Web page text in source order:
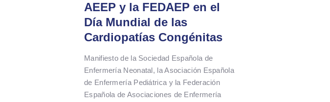
AEEP y la FEDAEP en el
Día Mundial de las
Cardiopatías Congénitas
Manifiesto de la Sociedad Española de
Enfermería Neonatal, la Asociación Española
de Enfermería Pediátrica y la Federación
Española de Asociaciones de Enfermería